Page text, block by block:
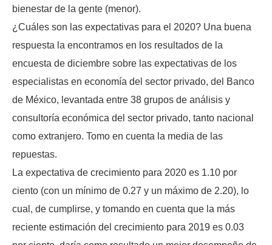
bienestar de la gente (menor).
¿Cuáles son las expectativas para el 2020? Una buena
respuesta la encontramos en los resultados de la
encuesta de diciembre sobre las expectativas de los
especialistas en economía del sector privado, del Banco
de México, levantada entre 38 grupos de análisis y
consultoría económica del sector privado, tanto nacional
como extranjero. Tomo en cuenta la media de las
repuestas.
La expectativa de crecimiento para 2020 es 1.10 por
ciento (con un mínimo de 0.27 y un máximo de 2.20), lo
cual, de cumplirse, y tomando en cuenta que la más
reciente estimación del crecimiento para 2019 es 0.03